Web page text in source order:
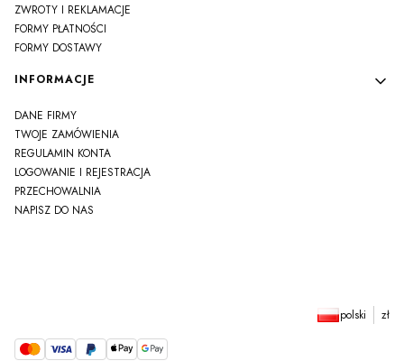
ZWROTY I REKLAMACJE
FORMY PŁATNOŚCI
FORMY DOSTAWY
INFORMACJE
DANE FIRMY
TWOJE ZAMÓWIENIA
REGULAMIN KONTA
LOGOWANIE I REJESTRACJA
PRZECHOWALNIA
NAPISZ DO NAS
polski zł